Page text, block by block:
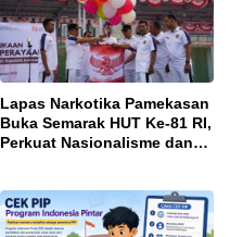
Lapas Narkotika Pamekasan
Buka Semarak HUT Ke-81 RI,
Perkuat Nasionalisme dan